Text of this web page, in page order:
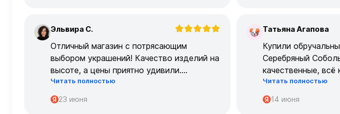
Э Эльвира С.
Отличный магазин с потрясающим
выбором украшений! Качество изделий на
высоте, а цены приятно удивили.
Обслуживание на высшем уровне –
консультанты очень профессиональные.
Читать полностью
23 июня
Т Татьяна Агапова
Купили
Серебряный
качественные, всё
Огромрое спасибо
нами!
Спасибо
Читать полностью
14 июня